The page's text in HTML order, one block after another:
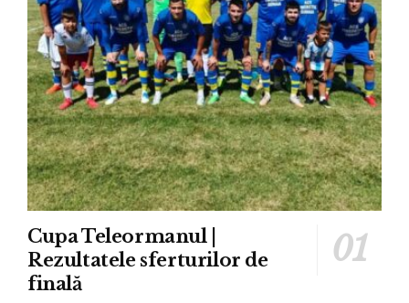
Cupa Teleormanul |
Rezultatele sferturilor de
finală